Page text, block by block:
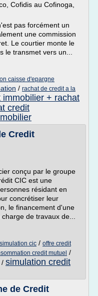
Cofidis au Cofinoga,
pas forcément un
une commission
Le courtier monte le
le transmet vers un...
caisse d'epargne
/ rachat de credit a la
immobilier + rachat
credit
Credit
conçu par le groupe
CIC est une
résidant en
concrétiser leur
le financement d'une
de travaux de...
cic / offre credit
credit mutuel /
/ simulation credit
de Credit